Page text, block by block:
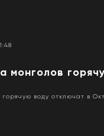
монголов
горячую воду отключат в